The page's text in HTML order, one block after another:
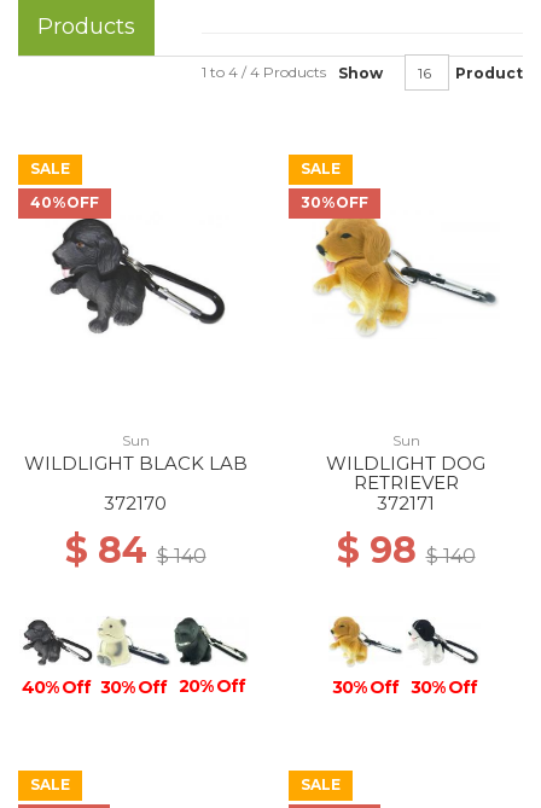
Products
Show Product
1 to 4 / 4 Products
SALE
40%OFF
Sun
WILDLIGHT BLACK LAB
372170
$ 84$ 140
40% Off 30% Off 20% Off
SALE
30%OFF
Sun
WILDLIGHT DOG
RETRIEVER
372171
$ 98$ 140
30% Off 30% Off
SALE
SALE